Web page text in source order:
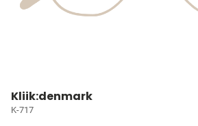
Kliik:denmark
K-717